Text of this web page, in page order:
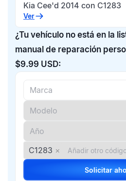
Kia Cee'd 2014 con C1283
Ver
¿Tu vehículo no está en la
manual de reparación
$9.99 USD:
C1283 ×